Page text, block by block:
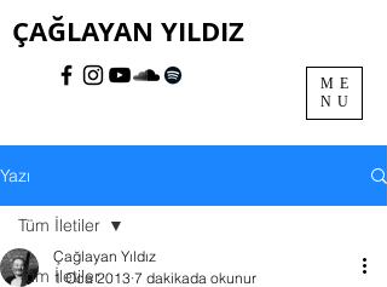
ME
NU
ÇAĞLAYAN YILDIZ
Yazı
Tüm İletiler
Tüm İletiler
Çağlayan Yıldız
1 Oca 2013 7 dakikada okunur